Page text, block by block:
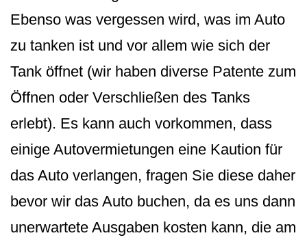
Ebenso was vergessen wird, was im Auto
zu tanken ist und vor allem wie sich der
Tank öffnet (wir haben diverse Patente zum
Öffnen oder Verschließen des Tanks
erlebt). Es kann auch vorkommen, dass
einige Autovermietungen eine Kaution für
das Auto verlangen, fragen Sie diese daher
bevor wir das Auto buchen, da es uns dann
unerwartete Ausgaben kosten kann, die am